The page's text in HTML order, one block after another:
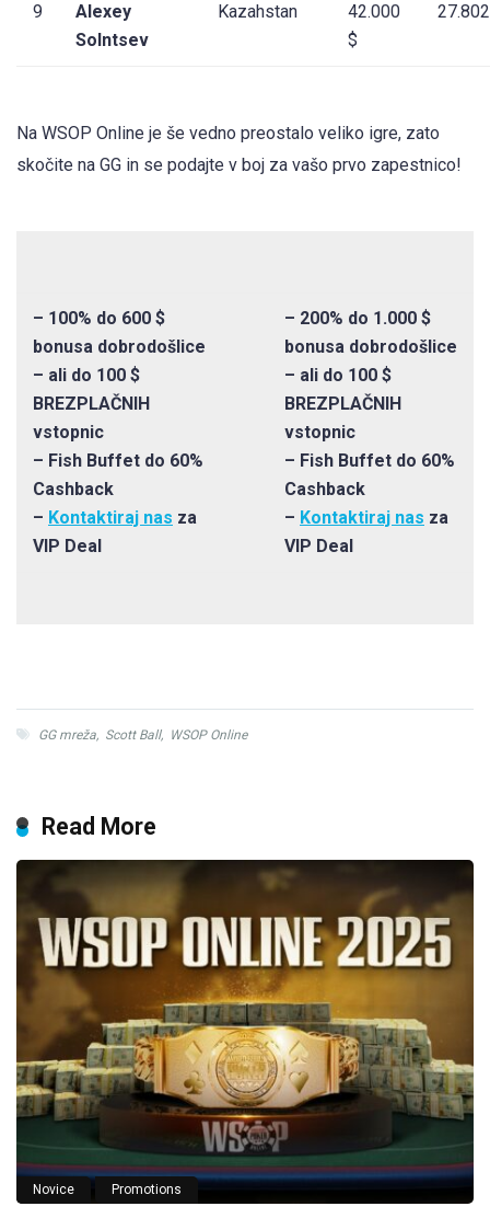
9
Alexey
Solntsev
Kazahstan
42.000
$
Na WSOP Online je še vedno preostalo veliko igre, zato
skočite na GG in se podajte v boj za vašo prvo zapestnico!
– 100% do 600 $
bonusa dobrodošlice
– ali do 100 $
BREZPLAČNIH
vstopnic
– Fish Buffet do 60%
Cashback
– Kontaktiraj nas za
VIP Deal
– 200% do 1.000 $
bonusa dobrodošlice
– ali do 100 $
BREZPLAČNIH
vstopnic
– Fish Buffet do 60%
Cashback
– Kontaktiraj nas za
VIP Deal
GG mreža, Scott Ball, WSOP Online
Read More
Novice Promotions